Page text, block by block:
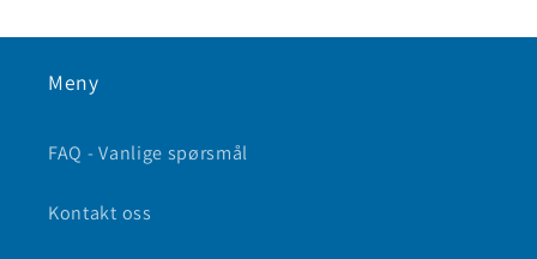
Meny
FAQ - Vanlige spørsmål
Kontakt oss